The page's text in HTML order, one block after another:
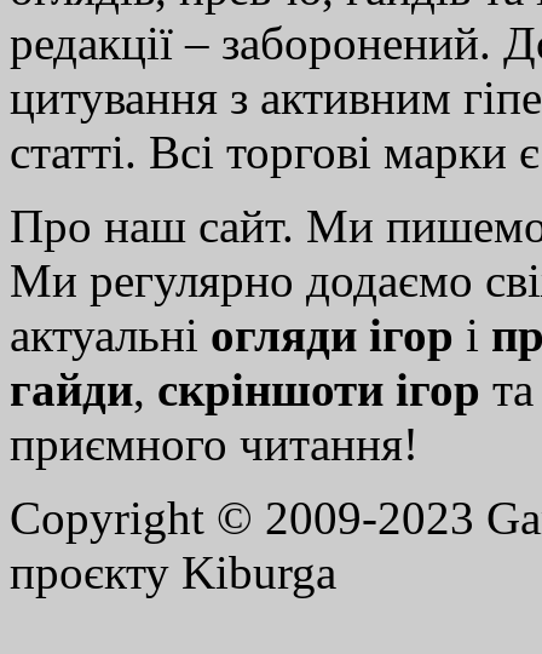
редакції – заборонений.
цитування з активним
статті. Всі торгові марки
Про наш сайт. Ми
Ми регулярно додаємо
актуальні огляди ігор і
гайди, скріншоти ігор
приємного читання!
Copyright © 2009-2023
проєкту Kiburga